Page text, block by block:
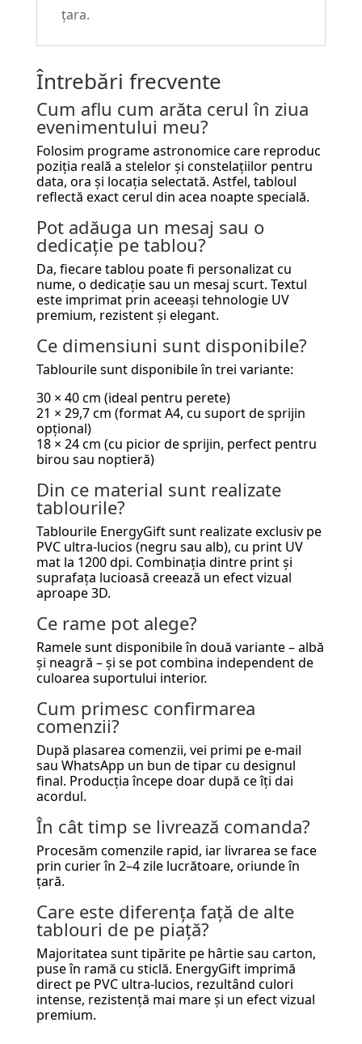
țara.
Întrebări frecvente
Cum aflu cum arăta cerul în ziua
evenimentului meu?
Folosim programe astronomice care reproduc
poziția reală a stelelor și constelațiilor pentru
data, ora și locația selectată. Astfel, tabloul
reflectă exact cerul din acea noapte specială.
Pot adăuga un mesaj sau o
dedicație pe tablou?
Da, fiecare tablou poate fi personalizat cu
nume, o dedicație sau un mesaj scurt. Textul
este imprimat prin aceeași tehnologie UV
premium, rezistent și elegant.
Ce dimensiuni sunt disponibile?
Tablourile sunt disponibile în trei variante:
30 × 40 cm (ideal pentru perete)
21 × 29,7 cm (format A4, cu suport de sprijin
opțional)
18 × 24 cm (cu picior de sprijin, perfect pentru
birou sau noptieră)
Din ce material sunt realizate
tablourile?
Tablourile EnergyGift sunt realizate exclusiv pe
PVC ultra-lucios (negru sau alb), cu print UV
mat la 1200 dpi. Combinația dintre print și
suprafața lucioasă creează un efect vizual
aproape 3D.
Ce rame pot alege?
Ramele sunt disponibile în două variante – albă
și neagră – și se pot combina independent de
culoarea suportului interior.
Cum primesc confirmarea
comenzii?
După plasarea comenzii, vei primi pe e-mail
sau WhatsApp un bun de tipar cu designul
final. Producția începe doar după ce îți dai
acordul.
În cât timp se livrează comanda?
Procesăm comenzile rapid, iar livrarea se face
prin curier în 2–4 zile lucrătoare, oriunde în
țară.
Care este diferența față de alte
tablouri de pe piață?
Majoritatea sunt tipărite pe hârtie sau carton,
puse în ramă cu sticlă. EnergyGift imprimă
direct pe PVC ultra-lucios, rezultând culori
intense, rezistență mai mare și un efect vizual
premium.